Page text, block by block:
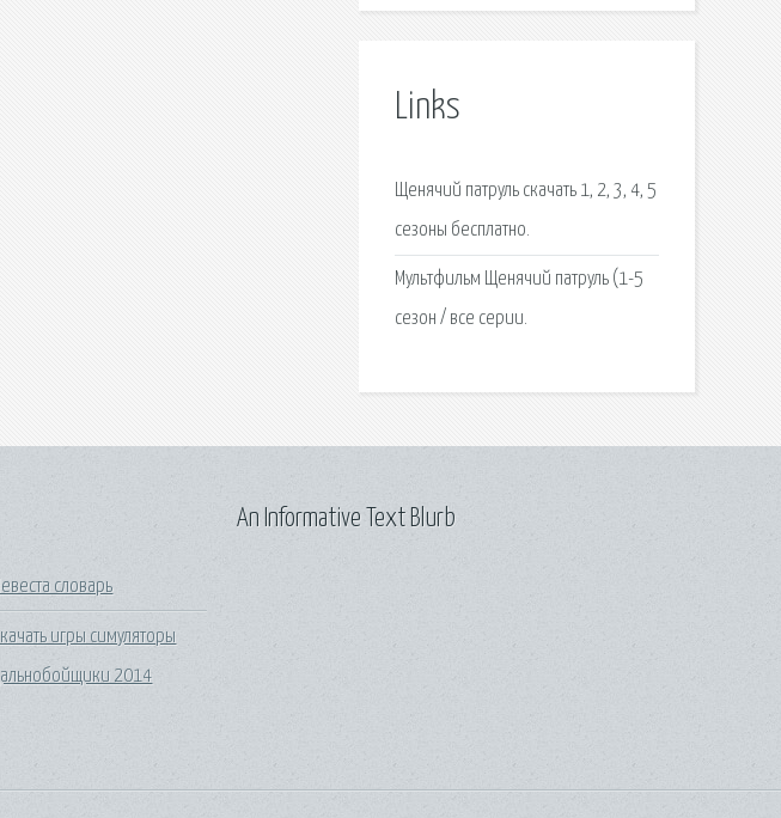
Links
Щенячий патруль скачать 1, 2, 3, 4, 5
сезоны бесплатно.
Мультфильм Щенячий патруль (1-5
сезон / все серии.
словарь
игры симуляторы
2014
An Informative Text Blurb